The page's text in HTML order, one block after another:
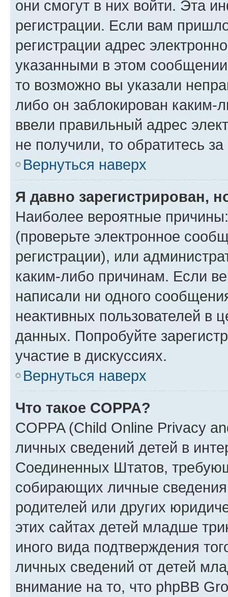
они смогут в них войти. Эта
регистрации. Если вам
регистрации адрес
указанными в этом
то возможно вы указали
либо он заблокирован
ввели правильный адрес
не получили, то обратитесь
Вернуться наверх
Я давно зарегистрирован,
Наиболее вероятные
(проверьте электронное
регистрации), или
каким-либо причинам. Если
написали ни одного
неактивных пользователей в
данных. Попробуйте
участие в дискуссиях.
Вернуться наверх
Что такое COPPA?
COPPA (Child Online Privacy
личных сведений детей в
Соединенных Штатов,
собирающих личные
родителей или других
этих сайтах детей младше
иного вида подтверждения
личных сведений от детей
внимание на то, что phpBB